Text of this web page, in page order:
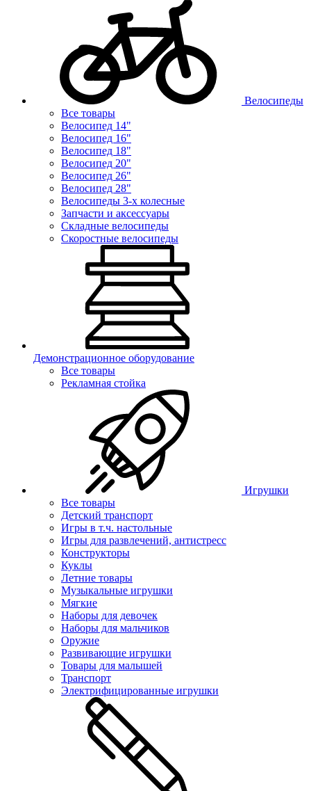
Велосипеды
Все товары
Велосипед 14"
Велосипед 16"
Велосипед 18"
Велосипед 20"
Велосипед 26"
Велосипед 28"
Велосипеды 3-х колесные
Запчасти и аксессуары
Складные велосипеды
Скоростные велосипеды
Демонстрационное оборудование
Все товары
Рекламная стойка
Игрушки
Все товары
Детский транспорт
Игры в т.ч. настольные
Игры для развлечений, антистресс
Конструкторы
Куклы
Летние товары
Музыкальные игрушки
Мягкие
Наборы для девочек
Наборы для мальчиков
Оружие
Развивающие игрушки
Товары для малышей
Транспорт
Электрифицированные игрушки